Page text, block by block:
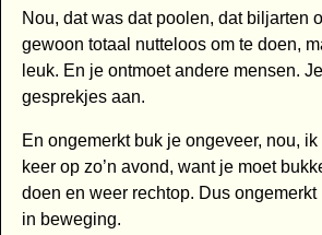
Nou, dat was dat poolen, dat biljarten
gewoon totaal nutteloos om te doen,
leuk. En je ontmoet andere mensen.
gesprekjes aan.
En ongemerkt buk je ongeveer, nou, ik
keer op zo’n avond, want je moet
doen en weer rechtop. Dus
in beweging.